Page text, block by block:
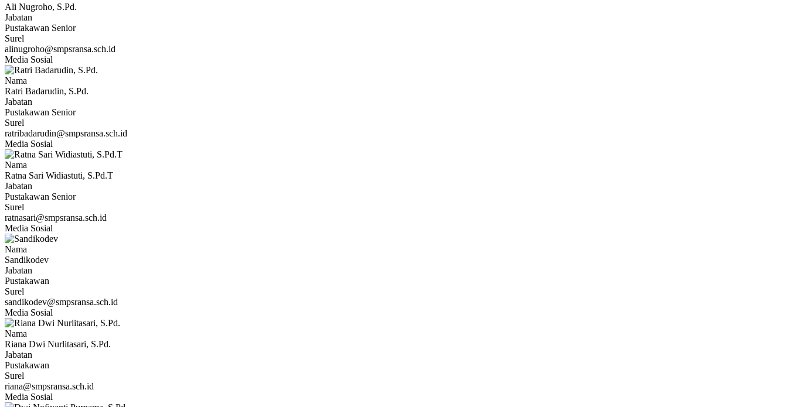
Ali Nugroho, S.Pd.
Jabatan
Pustakawan Senior
Surel
alinugroho@smpsransa.sch.id
Media Sosial
Nama
Ratri Badarudin, S.Pd.
Jabatan
Pustakawan Senior
Surel
ratribadarudin@smpsransa.sch.id
Media Sosial
Nama
Ratna Sari Widiastuti, S.Pd.T
Jabatan
Pustakawan Senior
Surel
ratnasari@smpsransa.sch.id
Media Sosial
Nama
Sandikodev
Jabatan
Pustakawan
Surel
sandikodev@smpsransa.sch.id
Media Sosial
Nama
Riana Dwi Nurlitasari, S.Pd.
Jabatan
Pustakawan
Surel
riana@smpsransa.sch.id
Media Sosial